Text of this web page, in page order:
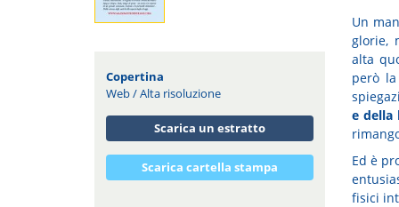
Copertina
Web/Alta risoluzione
Scarica un estratto
Scarica cartella stampa
Un
glorie,
alta
però
e della
Ed è
fisici